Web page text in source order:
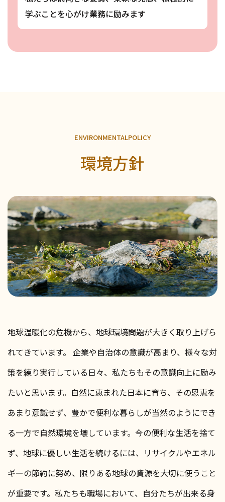
学ぶことを心がけ業務に励みます
ENVIRONMENTALPOLICY
環境方針
地球温暖化の危機から、地球環境問題が大きく取り上げら
れてきています。 企業や自治体の意識が高まり、様々な対
策を練り実行している日々、私たちもその意識向上に励み
たいと思います。 自然に恵まれた日本に育ち、その恩恵を
あまり意識せず、豊かで便利な暮らしが当然のようにでき
る一方で自然環境を壊しています。 今の便利な生活を捨て
ず、地球に優しい生活を続けるには、リサイクルやエネル
ギーの節約に努め、限りある地球の資源を大切に使うこと
が重要です。 私たちも職場において、自分たちが出来る身